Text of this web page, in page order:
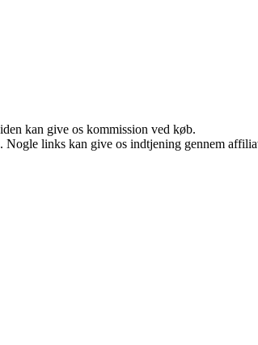
kan give os kommission ved køb.
links kan give os indtjening gennem